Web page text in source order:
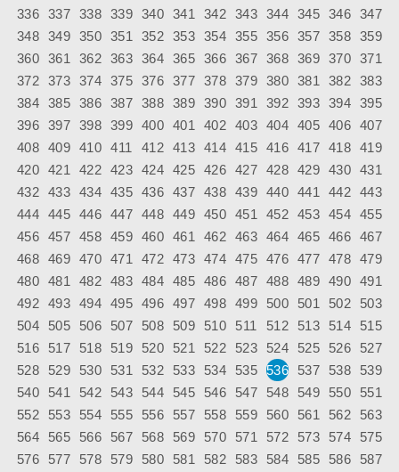
336 337 338 339 340 341 342 343 344 345 346 347
348 349 350 351 352 353 354 355 356 357 358 359
360 361 362 363 364 365 366 367 368 369 370 371
372 373 374 375 376 377 378 379 380 381 382 383
384 385 386 387 388 389 390 391 392 393 394 395
396 397 398 399 400 401 402 403 404 405 406 407
408 409 410 411 412 413 414 415 416 417 418 419
420 421 422 423 424 425 426 427 428 429 430 431
432 433 434 435 436 437 438 439 440 441 442 443
444 445 446 447 448 449 450 451 452 453 454 455
456 457 458 459 460 461 462 463 464 465 466 467
468 469 470 471 472 473 474 475 476 477 478 479
480 481 482 483 484 485 486 487 488 489 490 491
492 493 494 495 496 497 498 499 500 501 502
503
504
505 506 507 508 509 510 511 512 513 514
515
516
517 518 519 520 521 522 523 524 525 526
527
528
529 530 531 532 533 534 535 536 537 538
539
540
541 542 543 544 545 546 547 548 549 550
551
552
553 554 555 556 557 558 559 560 561 562
563
564
565 566 567 568 569 570 571 572 573 574
575
576
577 578 579 580 581 582 583 584 585 586
587